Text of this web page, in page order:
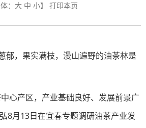
： 大 中 小】 打印本页
郁，果实满枝，漫山遍野的油茶林是
心产区，产业基础良好、发展前景广
8月13日在宜春专题调研油茶产业发